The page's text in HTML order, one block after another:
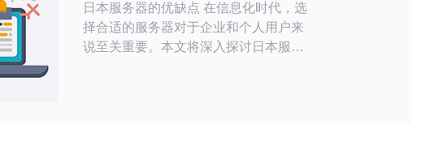
日本服务器的优缺点 在信息化时代，选
择合适的服务器对于企业和个人用户来
说至关重要。本文将深入探讨日本服务